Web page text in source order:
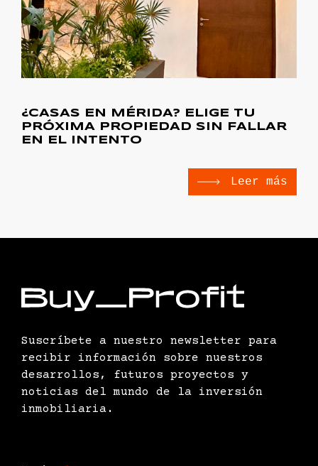
¿CASAS EN MÉRIDA? ELIGE TU
PRÓXIMA PROPIEDAD SIN FALLAR
EN EL INTENTO
Leer más
Suscríbete a nuestro newsletter para
recibir información sobre nuestros
desarrollos, futuros proyectos y
noticias del mundo de la inversión
inmobiliaria.